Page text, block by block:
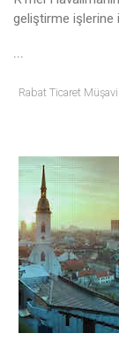
geliştirme işlerine
Rabat Ticaret